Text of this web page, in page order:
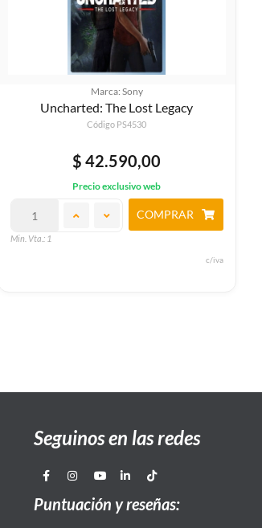
Marca: Sony
Uncharted: The Lost Legacy
Código PS4530
$ 42.590,00
Precio exclusivo web
Min. Vta.: 1
COMPRAR
c/iva
Seguinos en las redes
Puntuación y reseñas: